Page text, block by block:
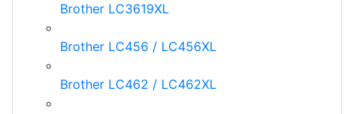
Brother LC3619XL
Brother LC456 / LC456XL
Brother LC462 / LC462XL